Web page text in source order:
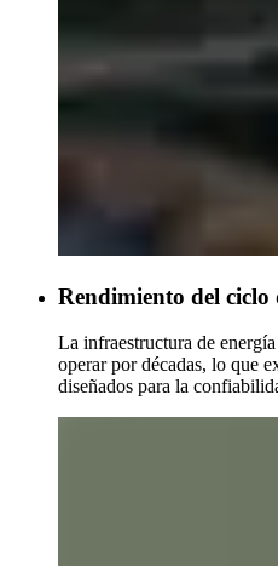
Rendimiento del ciclo
La infraestructura de
operar por décadas, lo que
diseñados para la